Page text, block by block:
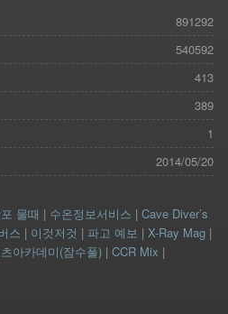
891292
540592
413
389
1
2014/05/20
물때 | 수온정보서비스 | Cave Diver’s
스 | 이것저것 | 파고 예보 | X-Ray Mag|
아카데미(잠수풀)| CCR Mix |